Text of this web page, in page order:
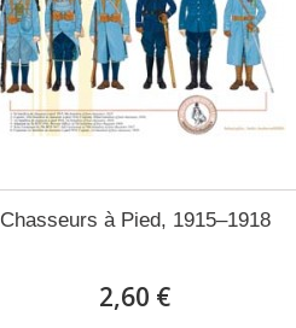
Chasseurs à Pied, 1915–1918
2,60 €